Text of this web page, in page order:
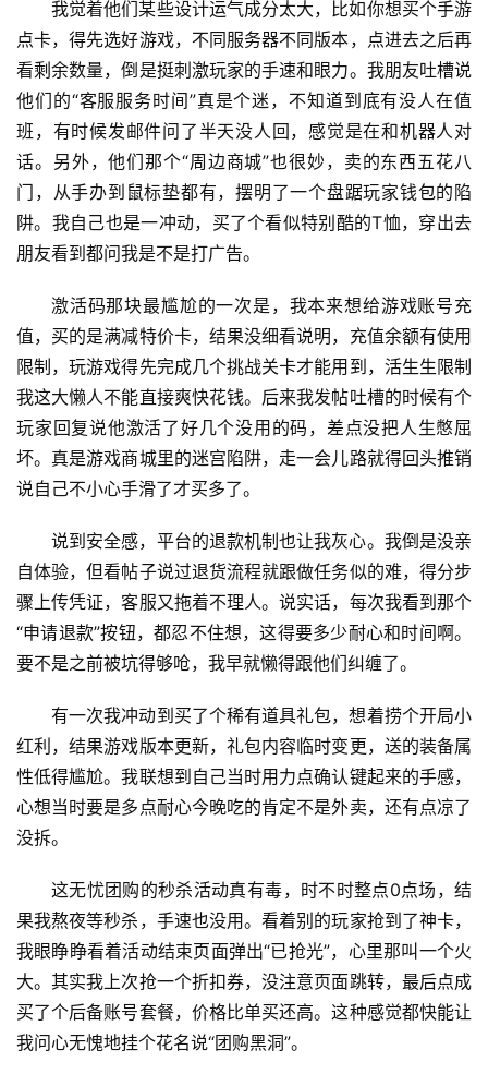
我觉着他们某些设计运气成分太大，比如你想买个手游
点卡，得先选好游戏，不同服务器不同版本，点进去之后再
看剩余数量，倒是挺刺激玩家的手速和眼力。我朋友吐槽说
他们的“客服服务时间”真是个迷，不知道到底有没人在值
班，有时候发邮件问了半天没人回，感觉是在和机器人对
话。另外，他们那个“周边商城”也很妙，卖的东西五花八
门，从手办到鼠标垫都有，摆明了一个盘踞玩家钱包的陷
阱。我自己也是一冲动，买了个看似特别酷的T恤，穿出去
朋友看到都问我是不是打广告。
激活码那块最尴尬的一次是，我本来想给游戏账号充
值，买的是满减特价卡，结果没细看说明，充值余额有使用
限制，玩游戏得先完成几个挑战关卡才能用到，活生生限制
我这大懒人不能直接爽快花钱。后来我发帖吐槽的时候有个
玩家回复说他激活了好几个没用的码，差点没把人生憋屈
坏。真是游戏商城里的迷宫陷阱，走一会儿路就得回头推销
说自己不小心手滑了才买多了。
说到安全感，平台的退款机制也让我灰心。我倒是没亲
自体验，但看帖子说过退货流程就跟做任务似的难，得分步
骤上传凭证，客服又拖着不理人。说实话，每次我看到那个
“申请退款”按钮，都忍不住想，这得要多少耐心和时间啊。
要不是之前被坑得够呛，我早就懒得跟他们纠缠了。
有一次我冲动到买了个稀有道具礼包，想着捞个开局小
红利，结果游戏版本更新，礼包内容临时变更，送的装备属
性低得尴尬。我联想到自己当时用力点确认键起来的手感，
心想当时要是多点耐心今晚吃的肯定不是外卖，还有点凉了
没拆。
这无忧团购的秒杀活动真有毒，时不时整点0点场，结
果我熬夜等秒杀，手速也没用。看着别的玩家抢到了神卡，
我眼睁睁看着活动结束页面弹出“已抢光”，心里那叫一个火
大。其实我上次抢一个折扣券，没注意页面跳转，最后点成
买了个后备账号套餐，价格比单买还高。这种感觉都快能让
我问心无愧地挂个花名说“团购黑洞”。